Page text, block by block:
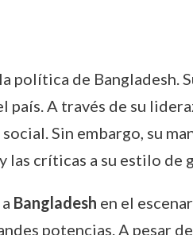
política de Bangladesh.
A través de su
Sin embargo, su
las críticas a su estilo de
Bangladesh en el
potencias. A pesar